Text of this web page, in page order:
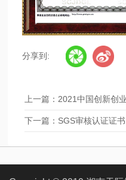
分享到:
上一篇： 2021中国创新创
下一篇： SGS审核认证证书